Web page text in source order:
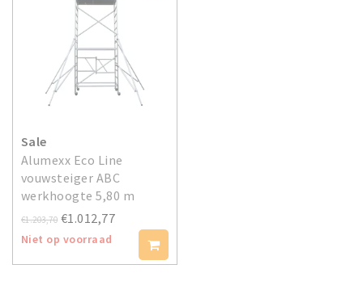
Sale
Alumexx Eco Line
vouwsteiger ABC
werkhoogte 5,80 m
€1.203,70 €1.012,77
Niet op voorraad